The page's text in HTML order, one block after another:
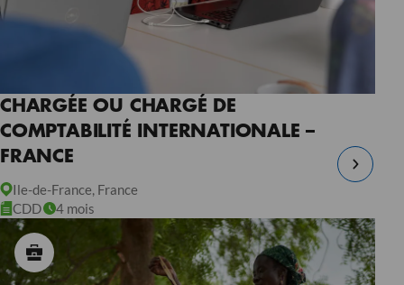
CHARGÉE OU CHARGÉ DE
COMPTABILITÉ INTERNATIONALE –
FRANCE
Ile-de-France, France
CDD
4 mois